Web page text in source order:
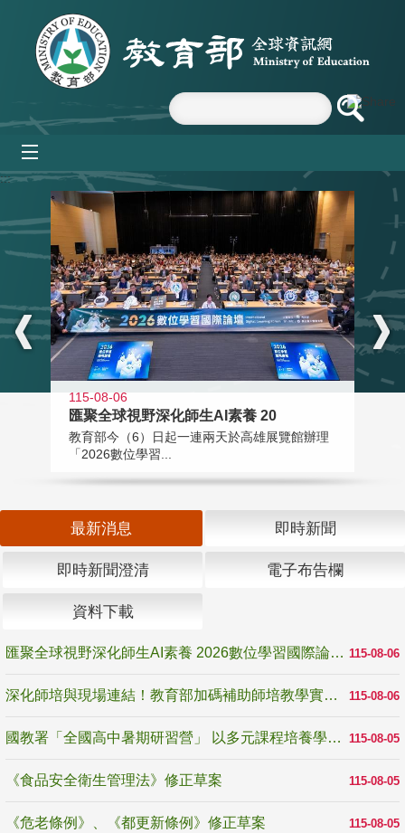
跳到主要內容區塊
:::
115-08-06
匯聚全球視野深化師生AI素養 20
教育部今（6）日起一連兩天於高雄展覽館辦理
「2026數位學習...
最新消息 即時新聞
即時新聞澄清 電子布告欄
資料下載
115-08-06
匯聚全球視野深化師生AI素養 2026數位學習國際論壇高雄登場
115-08-06
深化師培與現場連結！教育部加碼補助師培教學實踐研究 10月師培國際研討會交流教學實踐經驗
115-08-05
國教署「全國高中暑期研習營」 以多元課程培養學生瞭解誠信專業與倫理價值
115-08-05
《食品安全衛生管理法》修正草案
115-08-05
《危老條例》、《都更新條例》修正草案